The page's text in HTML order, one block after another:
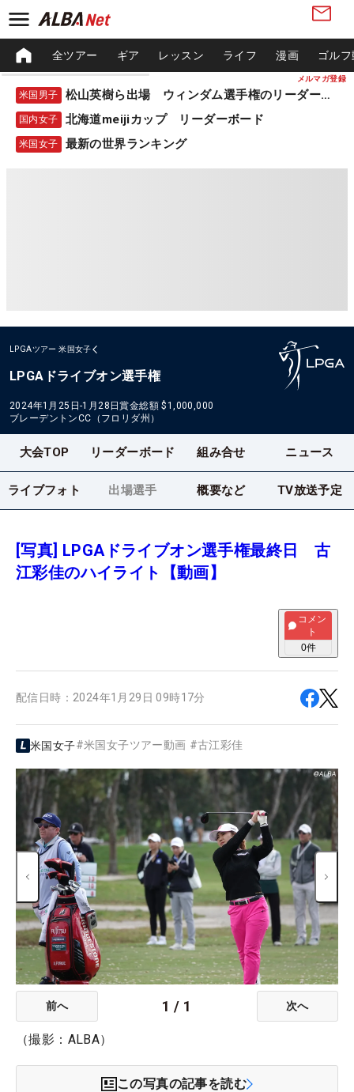
メルマガ登録
全ツアー ギア レッスン ライフ 漫画 ゴル
米国男子 松山英樹ら出場 ウィンダム選手権のリーダーボード
国内女子 北海道meijiカップ リーダーボード
米国女子 最新の世界ランキング
LPGAツアー 米国女子
LPGAドライブオン選手権
2024年1月25日-1月28日賞金総額 $1,000,000
ブレーデントンCC（フロリダ州）
大会TOP リーダーボード 組み合せ ニュース
ライブフォト 出場選手 概要など TV放送予定
[写真] LPGAドライブオン選手権最終日 古
江彩佳のハイライト【動画】
コメン
ト
0件
配信日時： 2024年1月29日 09時17分
米国女子#米国女子ツアー動画 #古江彩佳
前へ 1 / 1 次へ
（撮影：ALBA）
この写真の記事を読む